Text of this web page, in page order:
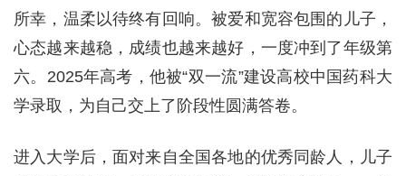
所幸，温柔以待终有回响。被爱和宽容包围的儿子，
心态越来越稳，成绩也越来越好，一度冲到了年级第
六。2025年高考，他被“双一流”建设高校中国药科大
学录取，为自己交上了阶段性圆满答卷。
进入大学后，面对来自全国各地的优秀同龄人，儿子